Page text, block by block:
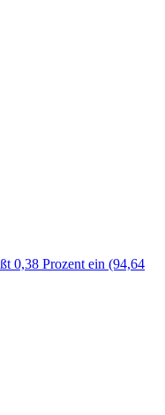
0,38 Prozent ein (94,64